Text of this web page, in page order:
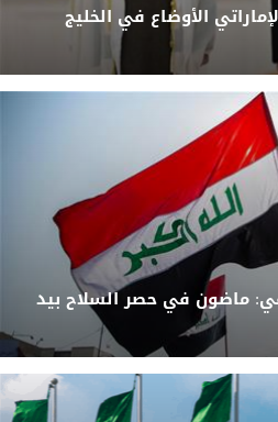
الأوضاع في الخليج
ماضون في حصر السلاح بيد